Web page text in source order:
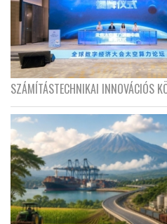
SZÁMÍTÁSTECHNIKAI INNOVÁCIÓS